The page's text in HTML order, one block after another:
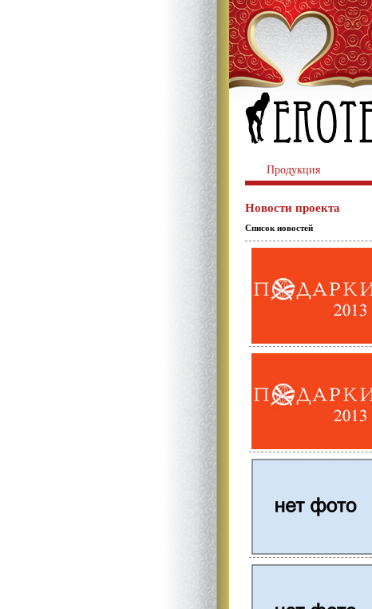
Продукция
Новости проекта
Список новостей